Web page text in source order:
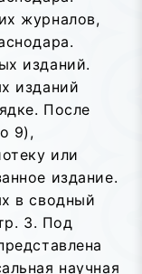
журналов,
изданий.
изданий
После
9),
или
издание.
в сводный
3. Под
научная